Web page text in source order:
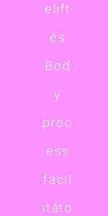
elift
és
Bod
y
proc
ess
facil
itáto